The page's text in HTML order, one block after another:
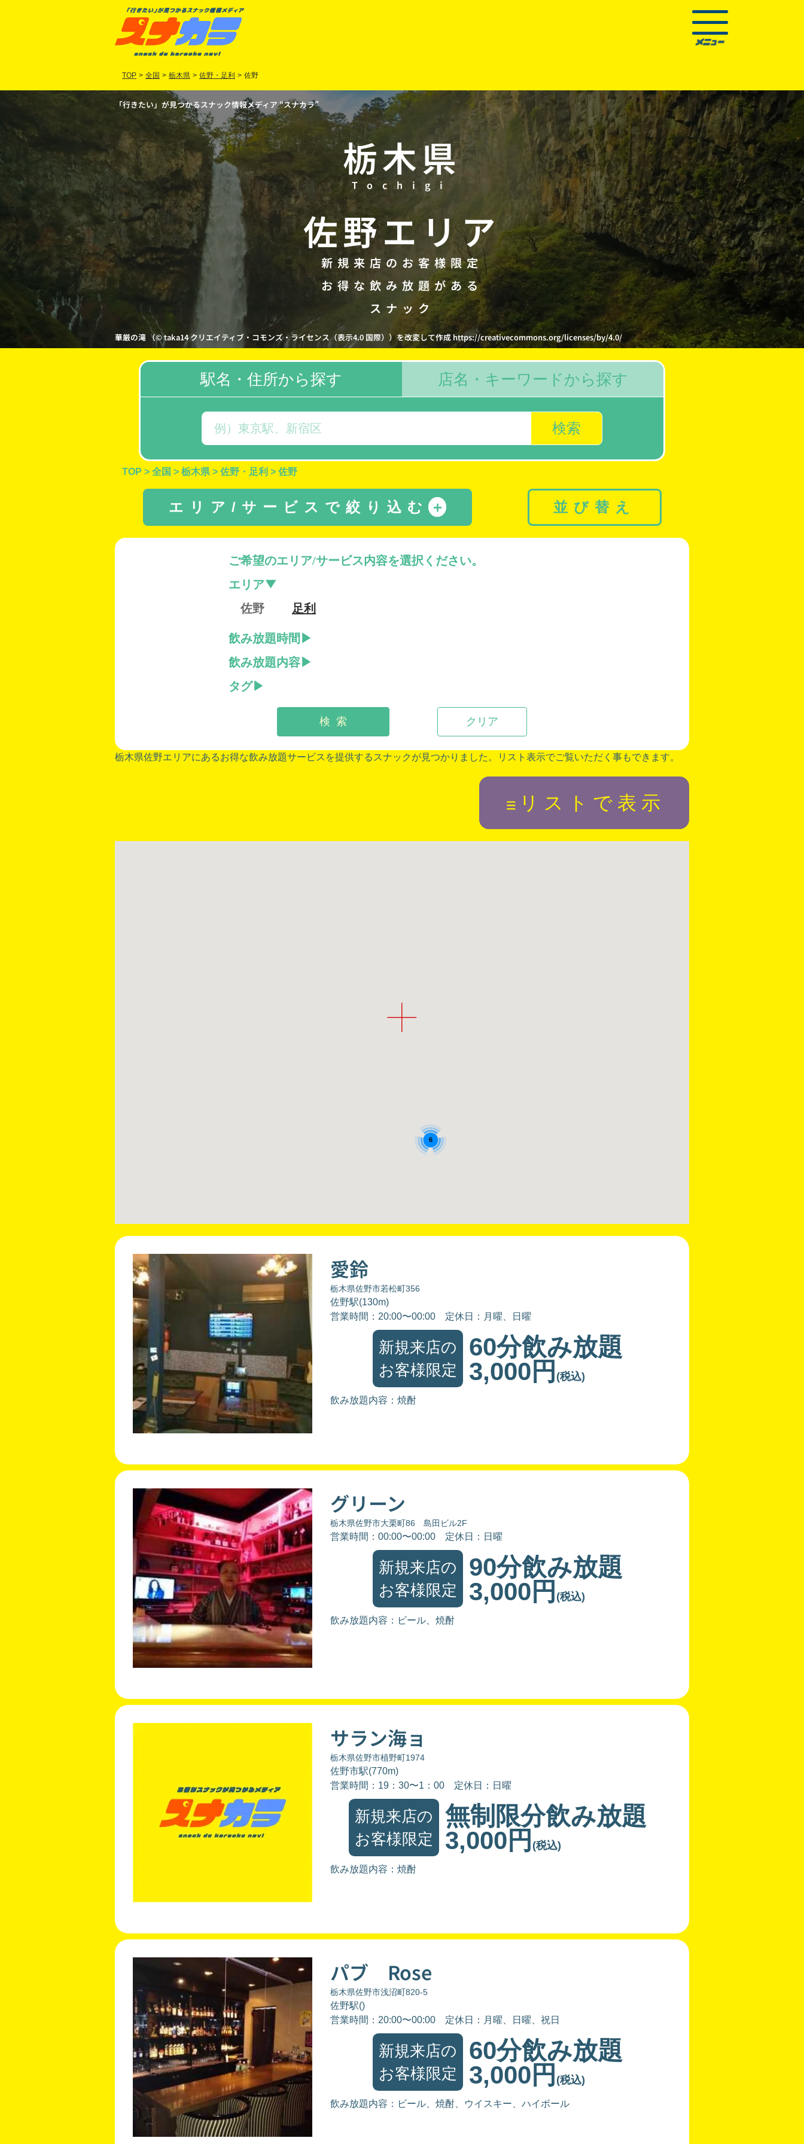
TOP > 全国 > 栃木県 > 佐野・足利 > 佐野
「行きたい」が見つかるスナック情報メディア “スナカラ”
栃木県
Tochigi
佐野エリア
新規来店のお客様限定
お得な飲み放題がある
スナック
華厳の滝 （© taka14 クリエイティブ・コモンズ・ライセンス（表示4.0 国際））を改変して作成 https://creativecommons.org/licenses/by/4.0/
駅名・住所から探す
検索
店名・キーワードから探す
TOP > 全国 > 栃木県 > 佐野・足利 > 佐野
エリア/サービスで絞り込む ＋
ご希望のエリア/サービス内容を選択ください。
エリア
佐野
足利
飲み放題時間
飲み放題内容
タグ
クリア
検 索
並び替え
栃木県佐野エリアにあるお得な飲み放題サービスを提供するスナックが見つかりました。リスト表示でご覧いただく事もできます。
リストで表示
6
愛鈴
栃木県佐野市若松町356
佐野駅(130m)
営業時間：20:00〜00:00
定休日：月曜、日曜
新規来店の
お客様限定
60分飲み放題
3,000円 (税込)
飲み放題内容：焼酎
グリーン
栃木県佐野市大栗町86 島田ビル2F
営業時間：00:00〜00:00 定休日：日曜
新規来店の
お客様限定
90分飲み放題
3,000円 (税込)
飲み放題内容：ビール、焼酎
サラン海ョ
栃木県佐野市植野町1974
佐野市駅(770m)
営業時間：19：30〜1：00
定休日：日曜
新規来店の
お客様限定
無制限分飲み放題
3,000円 (税込)
飲み放題内容：焼酎
パブ Rose
栃木県佐野市浅沼町820-5
佐野駅()
営業時間：20:00〜00:00
定休日：月曜、日曜、祝日
新規来店の
お客様限定
60分飲み放題
3,000円 (税込)
飲み放題内容：ビール、焼酎、ウイスキー、ハイボール